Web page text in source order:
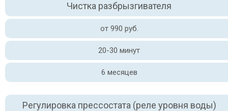
Чистка разбрызгивателя
от 990 руб.
20-30 минут
6 месяцев
Регулировка прессостата (реле уровня воды)